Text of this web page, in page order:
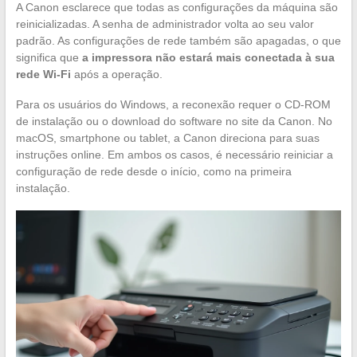
A Canon esclarece que todas as configurações da máquina são
reinicializadas. A senha de administrador volta ao seu valor
padrão. As configurações de rede também são apagadas, o que
significa que a impressora não estará mais conectada à sua
rede Wi-Fi após a operação.
Para os usuários do Windows, a reconexão requer o CD-ROM
de instalação ou o download do software no site da Canon. No
macOS, smartphone ou tablet, a Canon direciona para suas
instruções online. Em ambos os casos, é necessário reiniciar a
configuração de rede desde o início, como na primeira
instalação.